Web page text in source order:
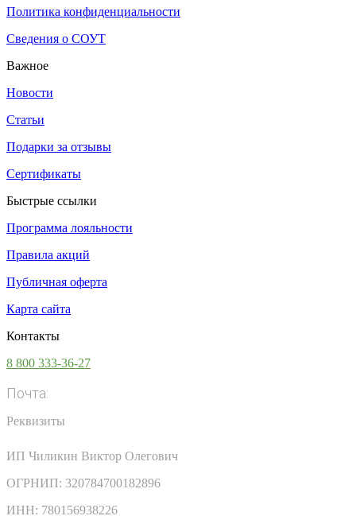
Политика конфиденциальности
Сведения о СОУТ
Важное
Новости
Статьи
Подарки за отзывы
Сертификаты
Быстрые ссылки
Программа лояльности
Правила акций
Публичная оферта
Карта сайта
Контакты
8 800 333-36-27
Почта:
Реквизиты
ИП Чиликин Виктор Олегович
ОГРНИП: 320784700182896
ИНН: 780156938226